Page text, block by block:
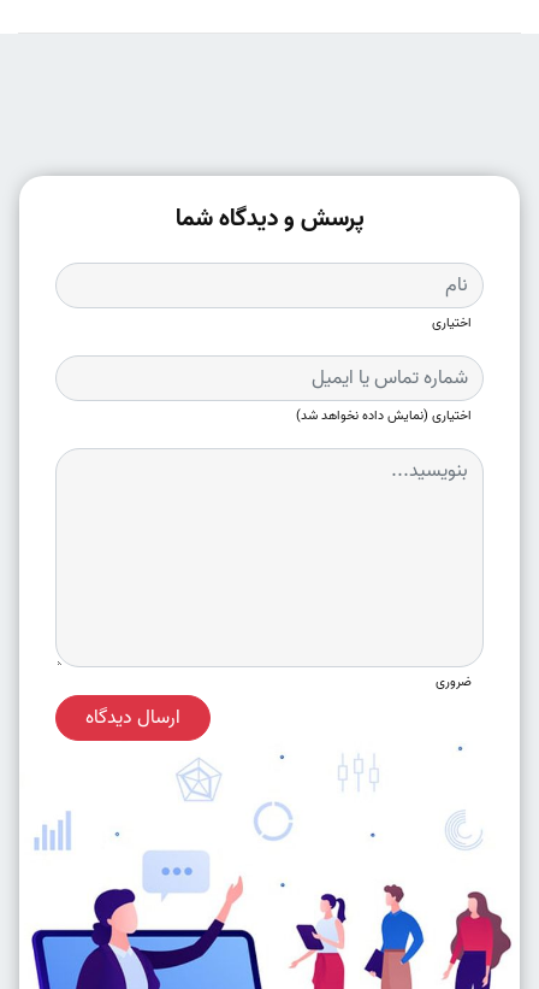
پرسش و دیدگاه شما
اختیاری
اختیاری (نمایش داده نخواهد شد)
ضروری
ارسال دیدگاه